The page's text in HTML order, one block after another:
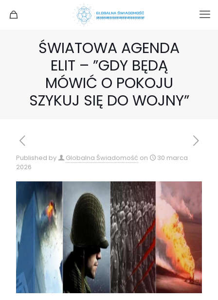
ŚWIATOWA AGENDA
ELIT – ”GDY BĘDĄ
MÓWIĆ O POKOJU
SZYKUJ SIĘ DO WOJNY”
Published by Globalna Świadomość on
30 marca
2026